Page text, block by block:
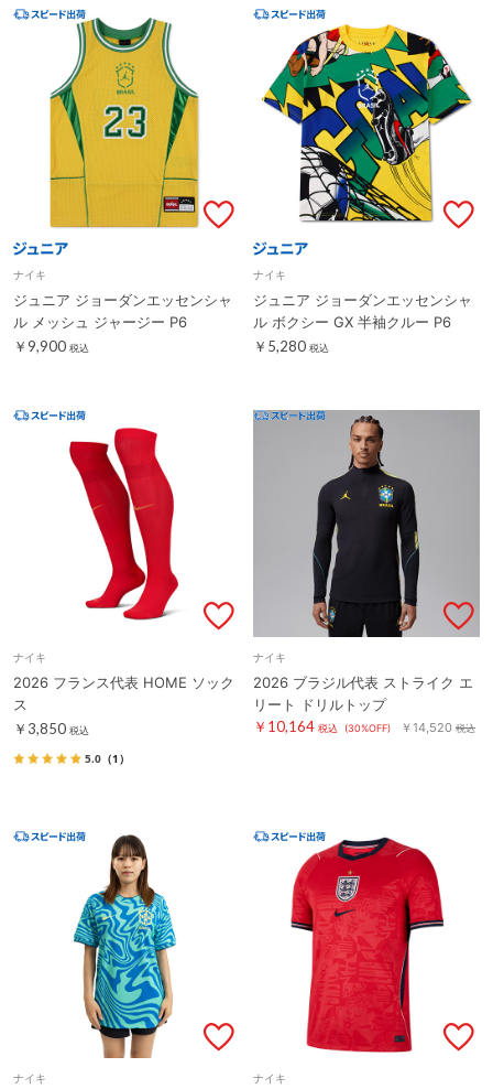
ナイキ
ジュニア ジョーダンエッセンシャ
ル メッシュ ジャージー P6
￥9,900 税込
ナイキ
ジュニア ジョーダンエッセンシャ
ル ボクシー GX 半袖クルー P6
￥5,280 税込
ナイキ
2026 フランス代表 HOME ソック
ス
￥3,850 税込
5.0 （1）
ナイキ
2026 ブラジル代表 ストライク エ
リート ドリルトップ
￥10,164 税込 (30%OFF) ￥14,520 税込
ナイキ ナイキ